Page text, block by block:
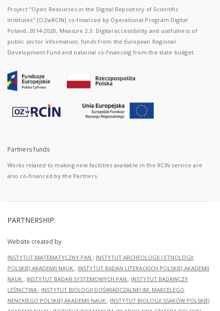
Project "Open Resources in the Digital Repository of Scientific
Institutes" [OZwRCIN] co-financed by Operational Program Digital
Poland, 2014-2020, Measure 2.3: Digital accessibility and usefulness of
public sector information; funds from the European Regional
Development Fund and national co-financing from the state budget.
Partners funds
Works related to making new facilities available in the RCIN service are
also co-financed by the Partners.
PARTNERSHIP:
Website created by
INSTYTUT MATEMATYCZNY PAN ; INSTYTUT ARCHEOLOGII I ETNOLOGII
POLSKIEJ AKADEMII NAUK ; INSTYTUT BADAŃ LITERACKICH POLSKIEJ AKADEMII
NAUK ; INSTYTUT BADAŃ SYSTEMOWYCH PAN ; INSTYTUT BADAWCZY
LEŚNICTWA ; INSTYTUT BIOLOGII DOŚWIADCZALNEJ IM. MARCELEGO
NENCKIEGO POLSKIEJ AKADEMII NAUK ; INSTYTUT BIOLOGII SSAKÓW POLSKIEJ